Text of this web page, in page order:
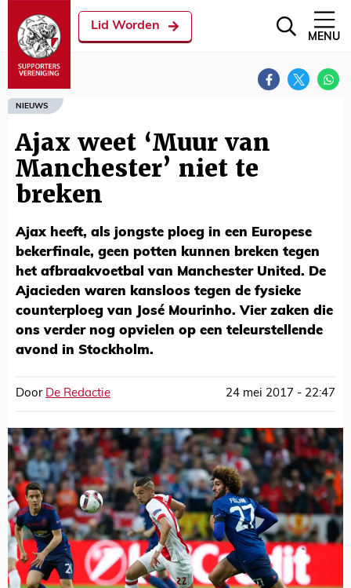
Lid Worden
MENU
NIEUWS
Ajax weet ‘Muur van
Manchester’ niet te
breken
Ajax heeft, als jongste ploeg in een Europese
bekerfinale, geen potten kunnen breken tegen
het afbraakvoetbal van Manchester United. De
Ajacieden waren kansloos tegen de fysieke
counterploeg van José Mourinho. Vier zaken die
ons verder nog opvielen op een teleurstellende
avond in Stockholm.
Door De Redactie 24 mei 2017 - 22:47